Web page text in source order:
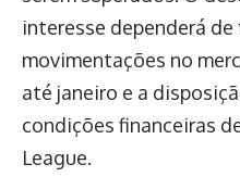
interesse dependerá
movimentações no
até janeiro e a
condições financeiras
League.